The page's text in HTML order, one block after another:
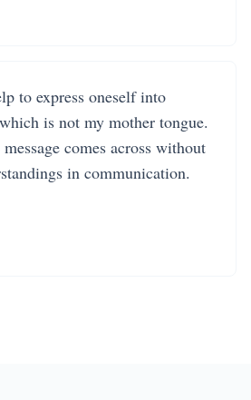
to express oneself into
is not my mother tongue.
comes across without
in communication.